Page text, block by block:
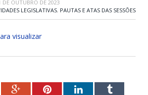
DE OUTUBRO DE 2023
LEGISLATIVAS, PAUTAS E ATAS DAS SESSÕES
visualizar
Google+PinterestLinkedInTumblr